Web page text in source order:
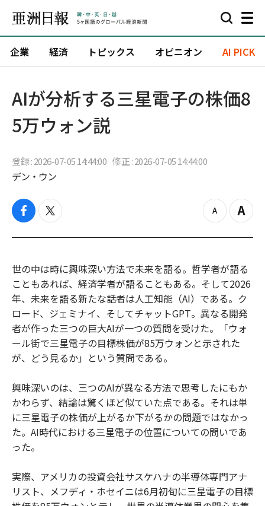
企業 経済 トピックス オピニオン AI PICK
AIが分析する三星電子の株価8
5万ウォン説
登録 : 2026-07-05 14:44:00 修正 : 2026-07-05 14:44:00
デン・ウン
f
c
o
o
t
i
e
r
z
o
u
Z
o
n
世の中は時に興味深い方法で未来を語る。哲学者が語る
こともあれば、経済学者が語ることもある。そして2026
年、未来を語る新たな話者は人工知能（AI）である。ク
ロード、ジェミナイ、そしてチャットGPT。異なる開発
者が作った三つの巨大AIが一つの質問を受けた。「ウォ
ール街で三星電子の目標株価が85万ウォンと示された
が、どう見るか」という質問である。
興味深いのは、三つのAIが異なる方法で思考したにもか
かわらず、結論は驚くほど似ていた点である。それは単
に三星電子の株価が上がるか下がるかの問題ではなかっ
た。AI時代における三星電子の位置についての問いであ
った。
実際、アメリカの投資会社サスケハナの半導体専門アナ
リスト、メフディ・ホセイニは6月初旬に三星電子の目標